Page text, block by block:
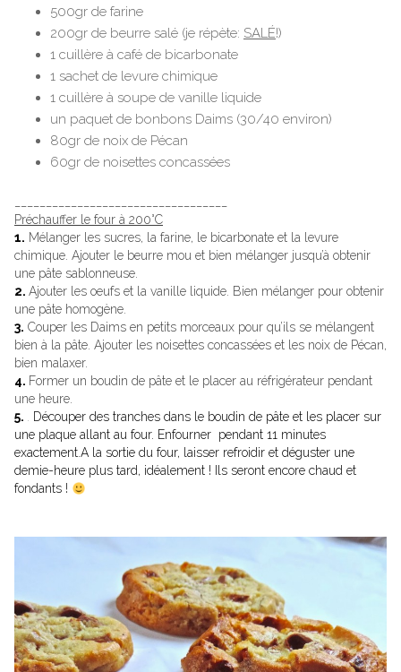
500gr de farine
200gr de beurre salé (je répète: SALÉ!)
1 cuillère à café de bicarbonate
1 sachet de levure chimique
1 cuillère à soupe de vanille liquide
un paquet de bonbons Daims (30/40 environ)
80gr de noix de Pécan
60gr de noisettes concassées
Préchauffer le four à 200°C
1. Mélanger les sucres, la farine, le bicarbonate et la levure
chimique. Ajouter le beurre mou et bien mélanger jusqu’à obtenir
une pâte sablonneuse.
2. Ajouter les oeufs et la vanille liquide. Bien mélanger pour obtenir
une pâte homogène.
3. Couper les Daims en petits morceaux pour qu’ils se mélangent
bien à la pâte. Ajouter les noisettes concassées et les noix de Pécan,
bien malaxer.
4. Former un boudin de pâte et le placer au réfrigérateur pendant
une heure.
5. . Découper des tranches dans le boudin de pâte et les placer sur
une plaque allant au four. Enfourner pendant 11 minutes
exactement.A la sortie du four, laisser refroidir et déguster une
demie-heure plus tard, idéalement ! Ils seront encore chaud et
fondants !